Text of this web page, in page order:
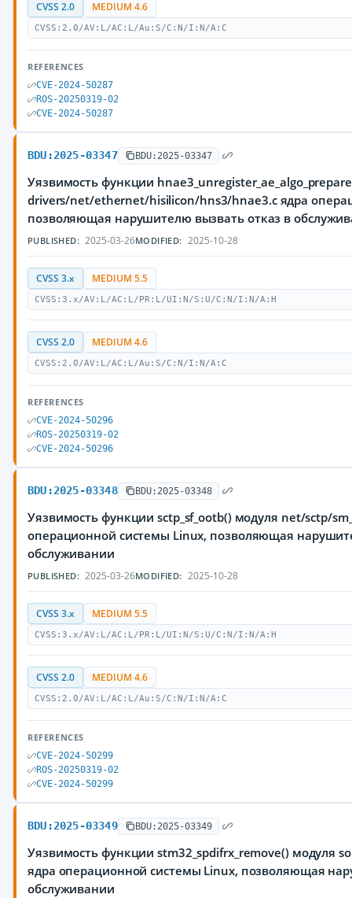
CVSS 2.0 MEDIUM 4.6
CVSS:2.0/AV:L/AC:L/Au:S/C:N/I:N/A:C
REFERENCES
CVE-2024-50287
ROS-20250319-02
CVE-2024-50287
BDU:2025-03347 BDU:2025-03347
Уязвимость функции
drivers/net/ethernet/hisilicon/hns3/hnae3.c ядра
позволяющая нарушителю вызвать отказ в
PUBLISHED: 2025-03-26MODIFIED: 2025-10-28
CVSS 3.x MEDIUM 5.5
CVSS:3.x/AV:L/AC:L/PR:L/UI:N/S:U/C:N/I:N/A:H
CVSS 2.0 MEDIUM 4.6
CVSS:2.0/AV:L/AC:L/Au:S/C:N/I:N/A:C
REFERENCES
CVE-2024-50296
ROS-20250319-02
CVE-2024-50296
BDU:2025-03348 BDU:2025-03348
Уязвимость функции sctp_sf_ootb() модуля net/sctp/
операционной системы Linux, позволяющая
обслуживании
PUBLISHED: 2025-03-26MODIFIED: 2025-10-28
CVSS 3.x MEDIUM 5.5
CVSS:3.x/AV:L/AC:L/PR:L/UI:N/S:U/C:N/I:N/A:H
CVSS 2.0 MEDIUM 4.6
CVSS:2.0/AV:L/AC:L/Au:S/C:N/I:N/A:C
REFERENCES
CVE-2024-50299
ROS-20250319-02
CVE-2024-50299
BDU:2025-03349 BDU:2025-03349
Уязвимость функции stm32_spdifrx_remove() модуля
ядра операционной системы Linux, позволяющая
обслуживании